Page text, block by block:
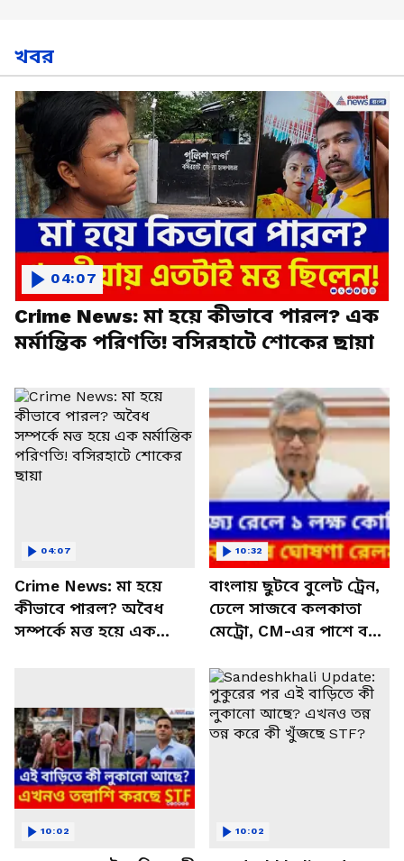
খবর
Crime News: মা হয়ে কীভাবে পারল? এক
মর্মান্তিক পরিণতি! বসিরহাটে শোকের ছায়া
04:07
Crime News: মা হয়ে
কীভাবে পারল? অবৈধ
সম্পর্কে মত্ত হয়ে এক
04:07
বাংলায় ছুটবে বুলেট ট্রেন,
ঢেলে সাজবে কলকাতা
মেট্রো, CM-এর পাশে বসে
10:32
10:02 10:02